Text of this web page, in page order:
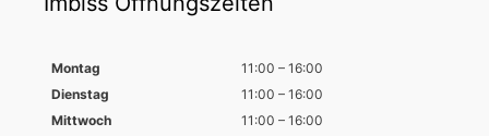
Montag
11:00 – 16:00
Dienstag
11:00 – 16:00
Mittwoch
11:00 – 16:00